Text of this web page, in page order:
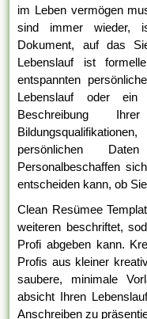
im Leben vermögen
sind immer wieder,
Dokument, auf das
Lebenslauf ist
entspannten
Lebenslauf oder
Beschreibung
persönlichen
Personalbeschaffen
entscheiden kann, ob
Clean Resümee
weiteren beschriftet,
Profi abgeben kann.
Profis aus kleiner
saubere, minimale
absicht Ihren
Anschreiben zu